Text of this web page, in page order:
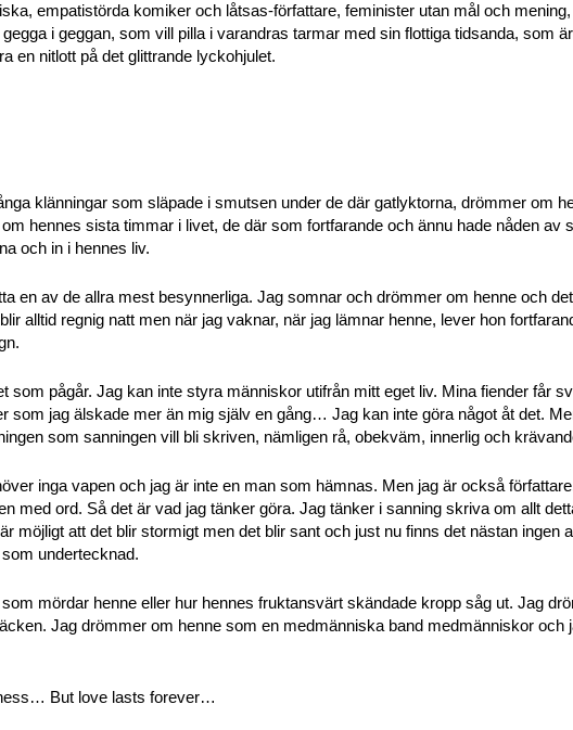
empatistörda komiker och låtsas-författare, feminister utan mål och
i geggan, som vill pilla i varandras tarmar med sin flottiga tidsanda, som
en nitlott på det glittrande lyckohjulet.
klänningar som släpade i smutsen under de där gatlyktorna, drömmer om
hennes sista timmar i livet, de där som fortfarande och ännu hade nåden av
och in i hennes liv.
en av de allra mest besynnerliga. Jag somnar och drömmer om henne och
alltid regnig natt men när jag vaknar, när jag lämnar henne, lever hon
som pågår. Jag kan inte styra människor utifrån mitt eget liv. Mina fiender får
som jag älskade mer än mig själv en gång… Jag kan inte göra något åt det.
som sanningen vill bli skriven, nämligen rå, obekväm, innerlig och
inga vapen och jag är inte en man som hämnas. Men jag är också
med ord. Så det är vad jag tänker göra. Jag tänker i sanning skriva om allt
möjligt att det blir stormigt men det blir sant och just nu finns det nästan ingen
undertecknad.
mördar henne eller hur hennes fruktansvärt skändade kropp såg ut. Jag
Jag drömmer om henne som en medmänniska band medmänniskor och
But love lasts forever…